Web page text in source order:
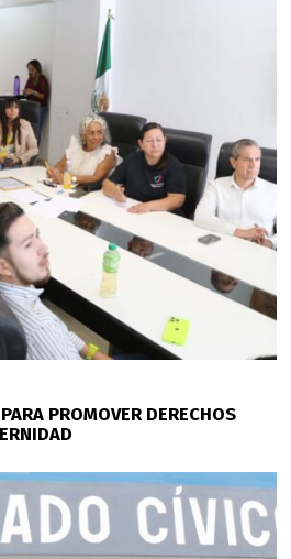
PROMOVER DERECHOS